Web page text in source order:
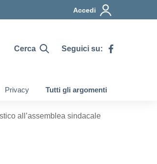
Accedi
Cerca Seguici su:
Privacy Tutti gli argomenti
all’assemblea sindacale